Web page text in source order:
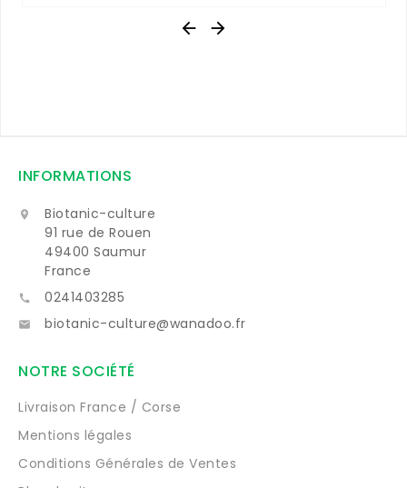
 
INFORMATIONS

Biotanic-culture
91 rue de Rouen
49400 Saumur
France
 0241403285
 biotanic-culture@wanadoo.fr
NOTRE SOCIÉTÉ
Livraison France / Corse
Mentions légales
Conditions Générales de Ventes